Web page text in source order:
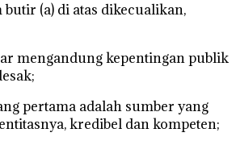
butir (a) di atas dikecualikan,
mengandung kepentingan publik
pertama adalah sumber yang
kredibel dan kompeten;